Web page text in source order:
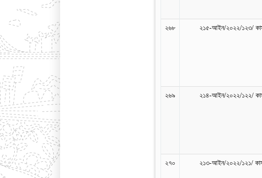
২৬৮ ২১৫-আইন/২০২২/১২৩/
২৬৯ ২১৪-আইন/২০২২/১২২/
২৭০ ২১৩-আইন/২০২২/১২১/